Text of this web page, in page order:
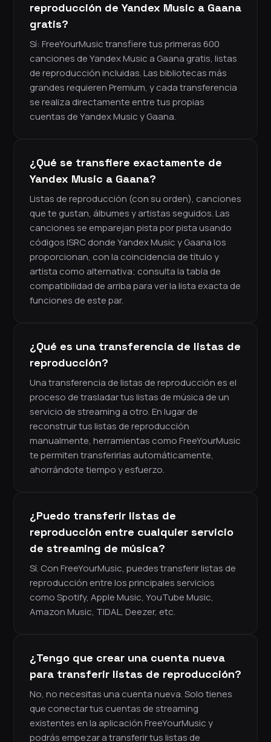
reproducción de Yandex Music a Gaana
gratis?
Sí: FreeYourMusic transfiere tus primeras 600
canciones de Yandex Music a Gaana gratis, listas
de reproducción incluidas. Las bibliotecas más
grandes requieren Premium, y cada transferencia
se realiza directamente entre tus propias
cuentas de Yandex Music y Gaana.
¿Qué se transfiere exactamente de
Yandex Music a Gaana?
Listas de reproducción (con su orden), canciones
que te gustan, álbumes y artistas seguidos. Las
canciones se emparejan pista por pista usando
códigos ISRC donde Yandex Music y Gaana los
proporcionan, con la coincidencia de título y
artista como alternativa; consulta la tabla de
compatibilidad de arriba para ver la lista exacta de
funciones de este par.
¿Qué es una transferencia de listas de
reproducción?
Una transferencia de listas de reproducción es el
proceso de trasladar tus listas de música de un
servicio de streaming a otro. En lugar de
reconstruir tus listas de reproducción
manualmente, herramientas como FreeYourMusic
te permiten transferirlas automáticamente,
ahorrándote tiempo y esfuerzo.
¿Puedo transferir listas de
reproducción entre cualquier servicio
de streaming de música?
Sí. Con FreeYourMusic, puedes transferir listas de
reproducción entre los principales servicios
como Spotify, Apple Music, YouTube Music,
Amazon Music, TIDAL, Deezer, etc.
¿Tengo que crear una cuenta nueva
para transferir listas de reproducción?
No, no necesitas una cuenta nueva. Solo tienes
que conectar tus cuentas de streaming
existentes en la aplicación FreeYourMusic y
podrás empezar a transferir tus listas de